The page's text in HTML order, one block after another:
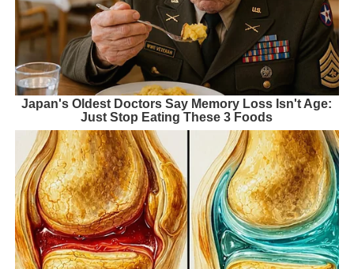
Japan's Oldest Doctors Say Memory Loss Isn't Age:
Just Stop Eating These 3 Foods